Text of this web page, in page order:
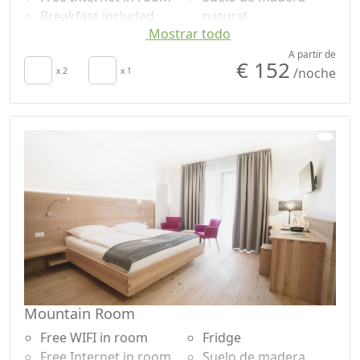
Breakfast included
secador de pelo
Towels
Cupboard or
natural
Shower
Champú sin plástico,
no monodosis
Garden view
Mostrar todo
x 2 x 1
A partir de
€ 152 /noche
Mountain Room
Free WIFI in room
Free Internet in room
Fridge
Suelo de madera